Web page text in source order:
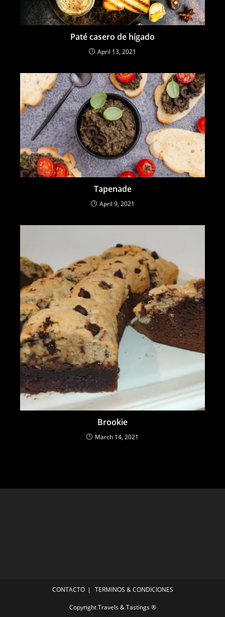
Paté casero de hígado
April 13, 2021
Tapenade
April 9, 2021
Brookie
March 14, 2021
CONTACTO TERMINOS & CONDICIONES
Copyright Travels & Tastings ®